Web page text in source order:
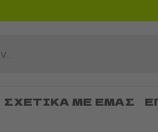
ΣΧΕΤΙΚΆ ΜΕ ΕΜΆΣ